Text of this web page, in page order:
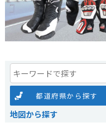
都道府県から探す
地図から探す